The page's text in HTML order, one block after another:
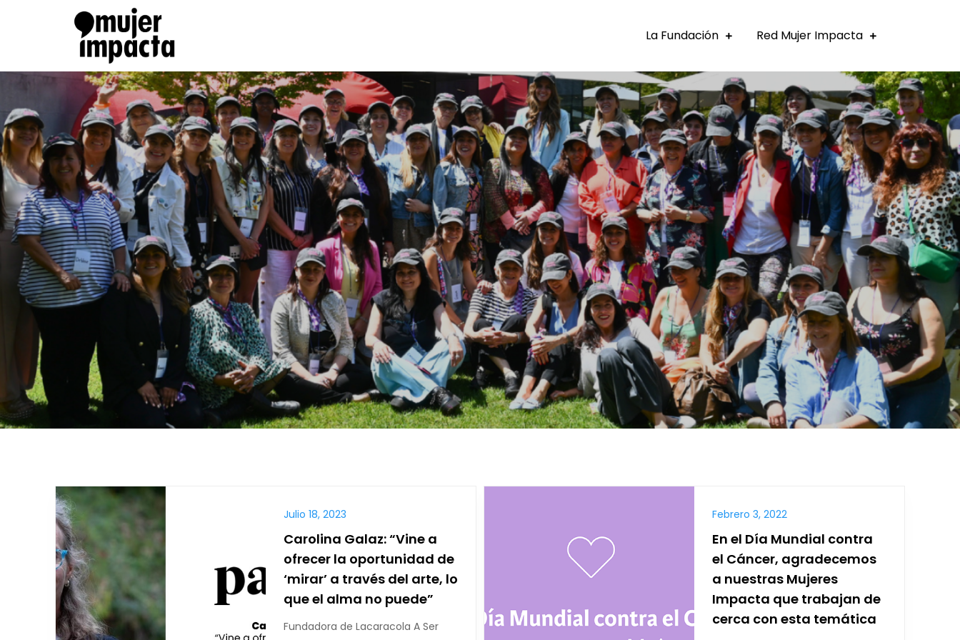
La Fundación Red Mujer Impacta
Julio 18, 2023
Carolina Galaz: “Vine a
ofrecer la oportunidad de
‘mirar’ a través del arte, lo
que el alma no puede”
Fundadora de Lacaracola A Ser
Febrero 3, 2022
En el Día Mundial contra
el Cáncer, agradecemos
a nuestras Mujeres
Impacta que trabajan de
cerca con esta temática